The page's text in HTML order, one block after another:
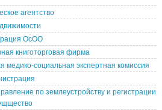
агентство
ОсОО
книготорговая фирма
медико-социальная экспертная комиссия
по землеустройству и регистрации